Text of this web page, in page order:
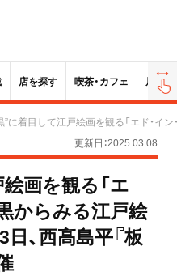
店を探す 喫茶・カフェ 居酒屋
”に着目して江戸絵画を観る「エド・イ
更新日：2025.03.08
画を観る「エ
からみる江戸絵
、西高島平『板